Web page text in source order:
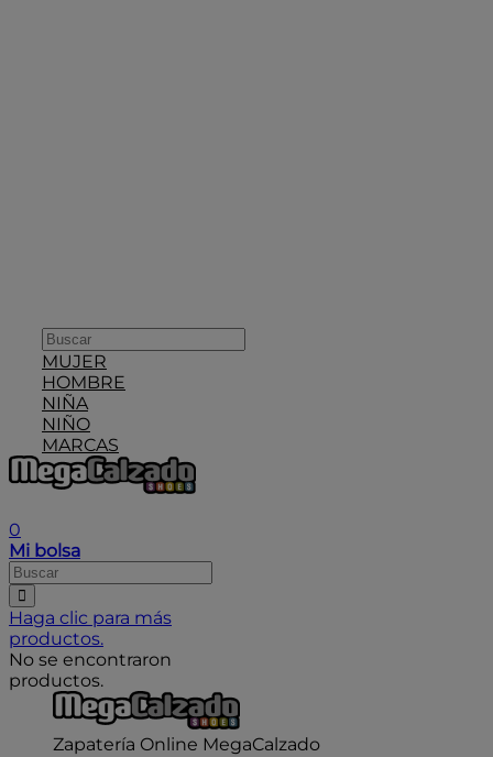
MUJER
HOMBRE
NIÑA
NIÑO
MARCAS
0
Mi bolsa
Haga clic para más
productos.
No se encontraron
productos.
Zapatería Online MegaCalzado